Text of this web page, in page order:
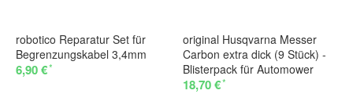
robotico Reparatur Set für
Begrenzungskabel 3,4mm
6,90 €*
original Husqvarna Messer
Carbon extra dick (9 Stück) -
Blisterpack für Automower
18,70 €*